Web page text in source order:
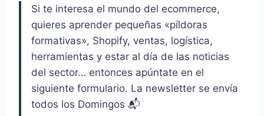
Si te interesa el mundo del ecommerce,
quieres aprender pequeñas «píldoras
formativas», Shopify, ventas, logística,
herramientas y estar al día de las noticias
del sector… entonces apúntate en el
siguiente formulario. La newsletter se envía
todos los Domingos 📬